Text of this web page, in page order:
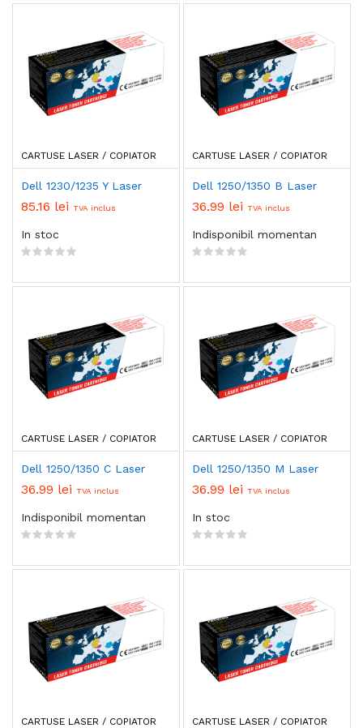
CARTUSE LASER / COPIATOR
Dell 1230/1235 Y Laser
85.16 lei TVA inclus
In stoc
CARTUSE LASER / COPIATOR
Dell 1250/1350 B Laser
36.99 lei TVA inclus
Indisponibil momentan
CARTUSE LASER / COPIATOR
Dell 1250/1350 C Laser
36.99 lei TVA inclus
Indisponibil momentan
CARTUSE LASER / COPIATOR
Dell 1250/1350 M Laser
36.99 lei TVA inclus
In stoc
CARTUSE LASER / COPIATOR CARTUSE LASER / COPIATOR